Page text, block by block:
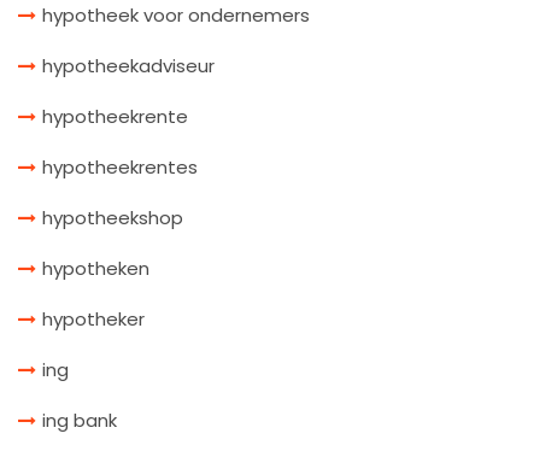
hypotheek voor ondernemers
hypotheekadviseur
hypotheekrente
hypotheekrentes
hypotheekshop
hypotheken
hypotheker
ing
ing bank